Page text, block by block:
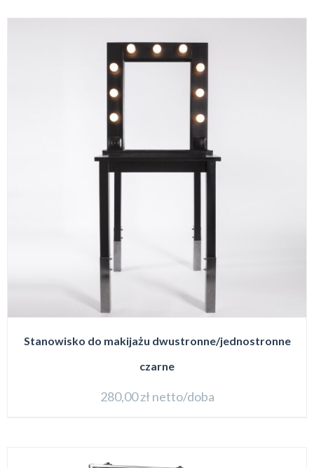
Stanowisko do makijażu dwustronne/jednostronne
czarne
280,00zł netto/doba